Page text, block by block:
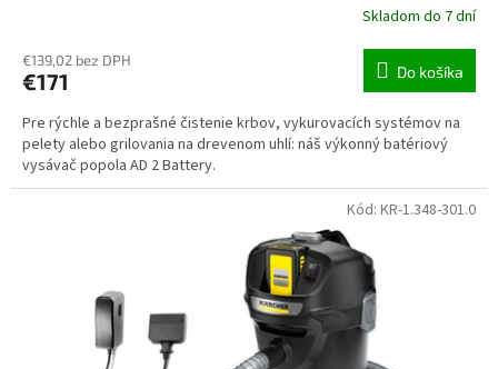
Skladom do 7 dní
€139,02 bez DPH
€171 Do košíka
Pre rýchle a bezprašné čistenie krbov, vykurovacích systémov na
pelety alebo grilovania na drevenom uhlí: náš výkonný batériový
vysávač popola AD 2 Battery.
Kód: KR-1.348-301.0